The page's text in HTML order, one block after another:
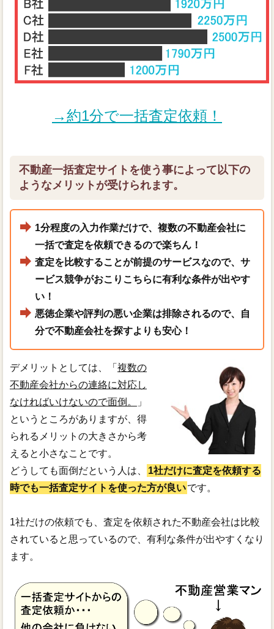
→約1分で一括査定依頼！
不動産一括査定サイトを使う事によって以下の
ようなメリットが受けられます。
1分程度の入力作業だけで、複数の不動産会社に
一括で査定を依頼できるので楽ちん！
査定を比較することが前提のサービスなので、サ
ービス競争がおこりこちらに有利な条件が出やす
い！
悪徳企業や評判の悪い企業は排除されるので、自
分で不動産会社を探すよりも安心！
デメリットとしては、「 複数の
不動産会社からの連絡に対応し
なければいけないので面倒。
」
というところがありますが、得
られるメリットの大きさから考
えると小さなことです。
どうしても面倒だという人は、
1社だけに査定を依頼する
時でも一括査定サイトを使った方が良いです。
1社だけの依頼でも、査定を依頼された不動産会社は比較
されていると思っているので、有利な条件が出やすくなり
ます。